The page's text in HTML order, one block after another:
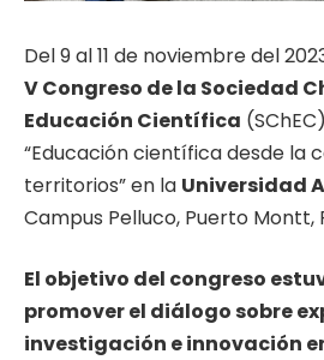
Del 9 al 11 de noviembre del
V Congreso de la Sociedad
Educación Científica
“Educación científica desde la
territorios” en la Universidad
Campus Pelluco, Puerto Montt,
El objetivo del congreso
promover el diálogo sobre
investigación e innovación